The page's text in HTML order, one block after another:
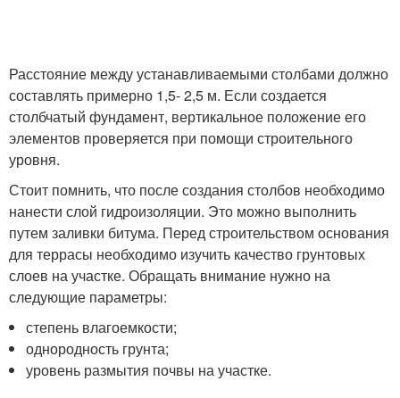
Расстояние между устанавливаемыми столбами должно
составлять примерно 1,5- 2,5 м. Если создается
столбчатый фундамент, вертикальное положение его
элементов проверяется при помощи строительного
уровня.
Стоит помнить, что после создания столбов необходимо
нанести слой гидроизоляции. Это можно выполнить
путем заливки битума. Перед строительством основания
для террасы необходимо изучить качество грунтовых
слоев на участке. Обращать внимание нужно на
следующие параметры:
степень влагоемкости;
однородность грунта;
уровень размытия почвы на участке.